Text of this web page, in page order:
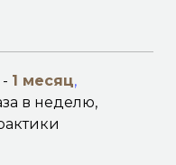
1 месяц,
в неделю,